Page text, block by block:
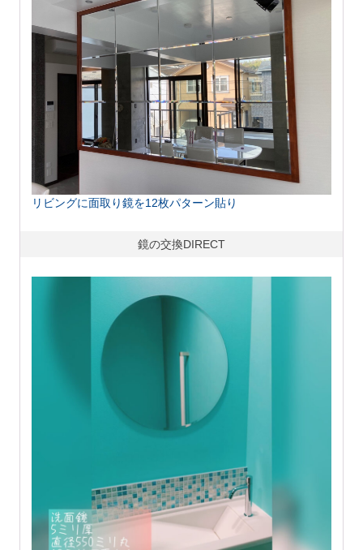
リビングに面取り鏡を12枚パターン貼り
鏡の交換DIRECT